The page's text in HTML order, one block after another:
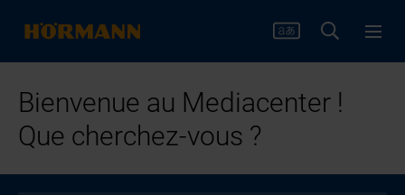
Bienvenue au Mediacenter !
Que cherchez-vous ?